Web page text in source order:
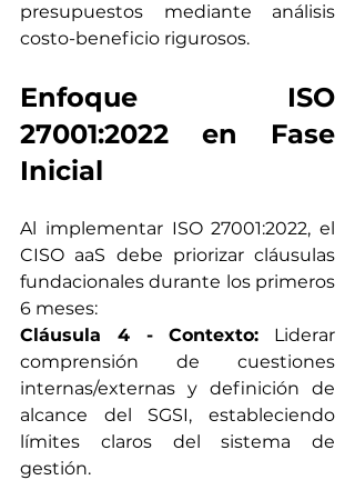
presupuestos mediante análisis
costo-beneficio rigurosos.
Enfoque ISO
27001:2022 en Fase
Inicial
Al implementar ISO 27001:2022, el
CISO aaS debe priorizar cláusulas
fundacionales durante los primeros
6 meses:
Cláusula 4 - Contexto: Liderar
comprensión de cuestiones
internas/externas y definición de
alcance del SGSI, estableciendo
límites claros del sistema de
gestión.